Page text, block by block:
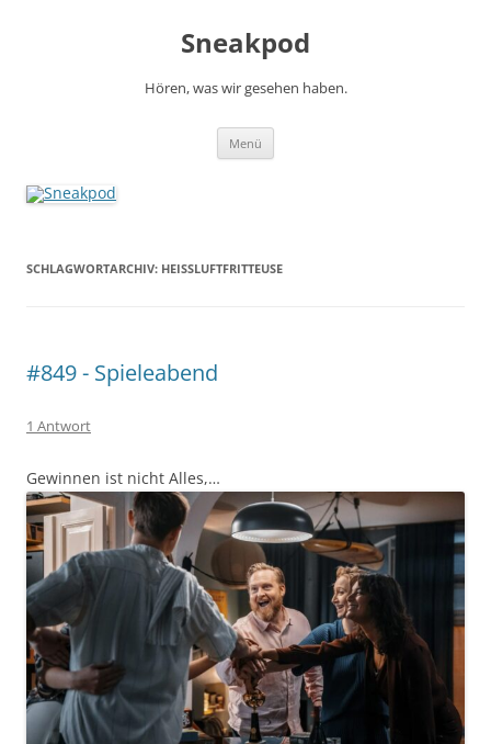
Sneakpod
Hören, was wir gesehen haben.
Menü
SCHLAGWORTARCHIV: HEISSLUFTFRITTEUSE
#849 - Spieleabend
1 Antwort
Gewinnen ist nicht Alles,…